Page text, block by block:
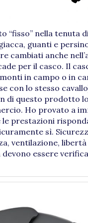
“fisso” nella tenuta
guanti e
cambiati anche
per il casco. Il
in campo o in
con lo stesso
di questo prodotto
Ho provato a
prestazioni
sì.
ventilazione,
essere